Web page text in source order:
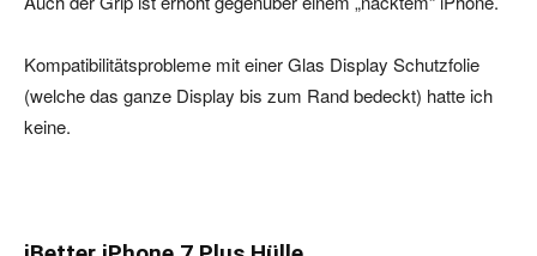
Kompatibilitätsprobleme mit einer Glas Display Schutzfolie
(welche das ganze Display bis zum Rand bedeckt) hatte ich
keine.